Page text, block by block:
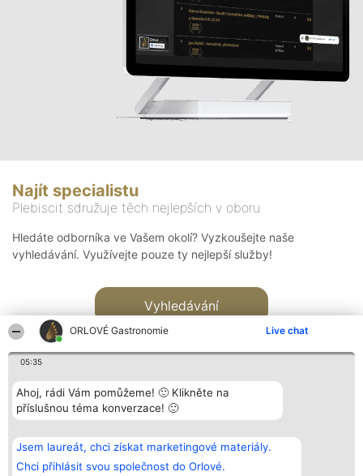
ORLOVÉ Gastronomie Live chat
05:35
Ahoj, rádi Vám pomůžeme! 🙂 Klikněte na
příslušnou téma konverzace! 🙂
Jsem laureát, chci získat marketingové materiály.
Chci přihlásit svou společnost do Orlové.
Najít specialistu
Plebiscit sdružuje těch nejlepších v oboru
Hledáte odborníka ve Vašem okolí? Vyzkoušejte naše
vyhledávání. Využívejte pouze ty nejlepší služby!
Vyhledávání
Bright Side Solutions sp. z o.
o. sp. k.
ul. Ruska 22
Wrocław 50-079
Vítězové
Seznam všech
laureátů
Zásady
Kontakt